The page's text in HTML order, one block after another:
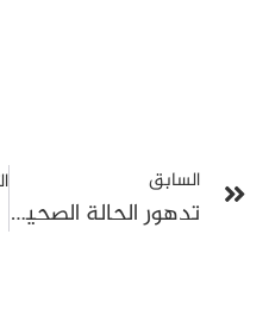
السابق
تدهور الحالة الصحية للسيد الفرجاني واستمرار إضراب جوهر بن مبارك عن الطعام: مرصد الحرية لتونس يطالب بتدخل طبي عاجل وتحقيق مستقل